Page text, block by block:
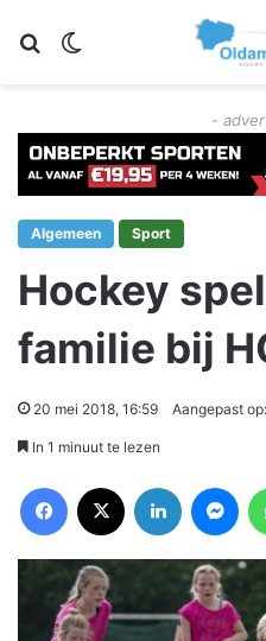
Zoeken
-
Algemeen Sport
Hockey
familie bij
20 mei 2018, 16:59 Aangepast
In 1 minuut te lezen